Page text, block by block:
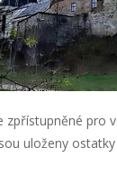
zpřístupněné pro
uloženy